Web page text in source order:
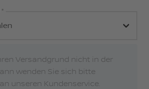
Versandgrund nicht in der
wenden Sie sich bitte
unseren Kundenservice.